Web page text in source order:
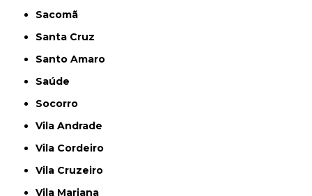
Sacomã
Santa Cruz
Santo Amaro
Saúde
Socorro
Vila Andrade
Vila Cordeiro
Vila Cruzeiro
Vila Mariana